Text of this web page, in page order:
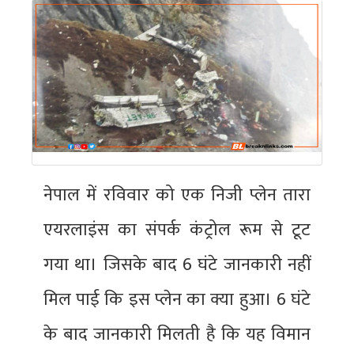
नेपाल में रविवार को एक निजी प्लेन तारा
एयरलाइंस का संपर्क कंट्रोल रूम से टूट
गया था। जिसके बाद 6 घंटे जानकारी नहीं
मिल पाई कि इस प्लेन का क्या हुआ। 6 घंटे
के बाद जानकारी मिलती है कि यह विमान